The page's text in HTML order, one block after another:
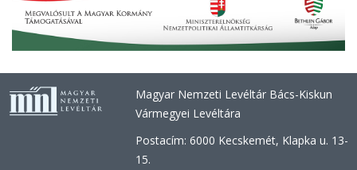
Magyar Nemzeti Levéltár Bács-Kiskun
Vármegyei Levéltára
Postacím: 6000 Kecskemét, Klapka u. 13-
15.